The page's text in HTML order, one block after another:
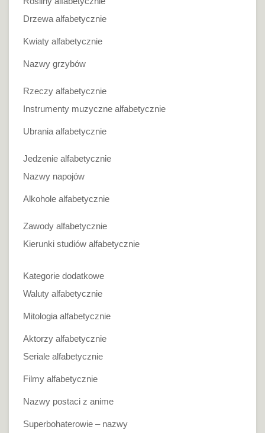
Drzewa alfabetycznie
Kwiaty alfabetycznie
Nazwy grzybów
Rzeczy alfabetycznie
Instrumenty muzyczne alfabetycznie
Ubrania alfabetycznie
Jedzenie alfabetycznie
Nazwy napojów
Alkohole alfabetycznie
Zawody alfabetycznie
Kierunki studiów alfabetycznie
Kategorie dodatkowe
Waluty alfabetycznie
Mitologia alfabetycznie
Aktorzy alfabetycznie
Seriale alfabetycznie
Filmy alfabetycznie
Nazwy postaci z anime
Superbohaterowie – nazwy